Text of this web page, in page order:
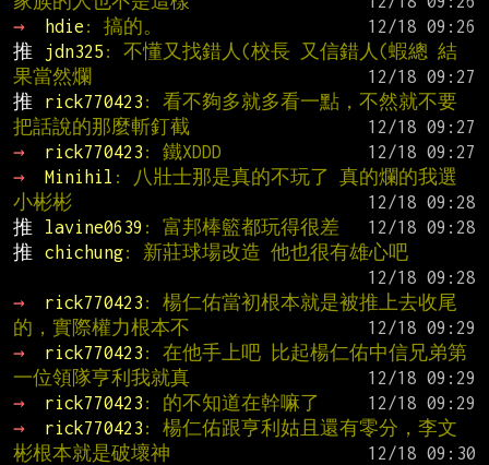
→
hdie : 搞的。
推
jdn325 : 不懂又找錯人(校長 又信錯人(蝦總 結
果當然爛
推
rick770423 : 看不夠多就多看一點，不然就不要
把話說的那麼斬釘截
→
rick770423 : 鐵XDDD
→
Minihil : 八壯士那是真的不玩了 真的爛的我選
小彬彬
推
lavine0639 : 富邦棒籃都玩得很差
推
chichung: 新莊球場改造 他也很有雄心吧
→
rick770423 : 楊仁佑當初根本就是被推上去收尾
的，實際權力根本不
→
rick770423 : 在他手上吧 比起楊仁佑中信兄弟第
一位領隊亨利我就真
→
rick770423 : 的不知道在幹嘛了
→
rick770423 : 楊仁佑跟亨利姑且還有零分，李文
彬根本就是破壞神